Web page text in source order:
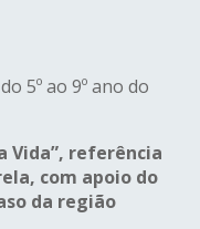
5º ao 9º ano do
Vida”, referência
com apoio do
da região